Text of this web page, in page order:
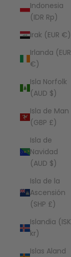
Indonesia
(IDR Rp)
Irak (EUR €)
Irlanda (EUR
€)
Isla Norfolk
(AUD $)
Isla de Man
(GBP £)
Isla de
Navidad
(AUD $)
Isla de la
Ascensión
(SHP £)
Islandia (ISK
kr)
Islas Aland